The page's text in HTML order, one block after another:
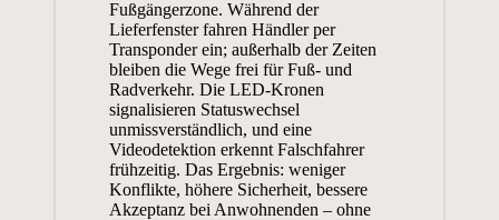
Fußgängerzone. Während der
Lieferfenster fahren Händler per
Transponder ein; außerhalb der Zeiten
bleiben die Wege frei für Fuß- und
Radverkehr. Die LED-Kronen
signalisieren Statuswechsel
unmissverständlich, und eine
Videodetektion erkennt Falschfahrer
frühzeitig. Das Ergebnis: weniger
Konflikte, höhere Sicherheit, bessere
Akzeptanz bei Anwohnenden – ohne